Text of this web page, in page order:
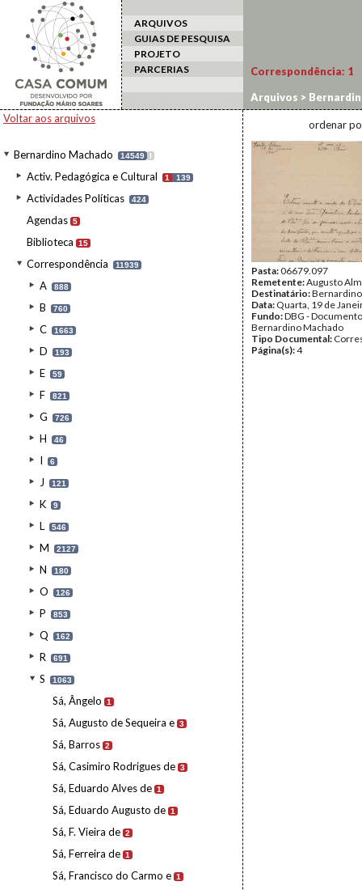
ARQUIVOS
GUIAS DE PESQUISA
PROJETO
PARCERIAS
Voltar aos arquivos
Bernardino Machado 14549 I
Activ. Pedagógica e Cultural 1 139
Actividades Políticas 424
Agendas 5
Biblioteca 15
Correspondência 11939
A 888
B 760
C 1663
D 193
E 59
F 821
G 726
H 46
I 6
J 121
K 9
L 546
M 2127
N 180
O 126
P 853
Q 162
R 691
S 1063
Sá, Ângelo 1
Sá, Augusto de Sequeira e 3
Sá, Barros 2
Sá, Casimiro Rodrigues de 3
Sá, Eduardo Alves de 1
Sá, Eduardo Augusto de 1
Sá, F. Vieira de 2
Sá, Ferreira de 1
Sá, Francisco do Carmo e 1
Correspondência: 1
Arquivos >
ordenar
Pasta:06679.097
Remetente:Augusto
Destinatário:
Data: Quarta, 19 de
Fundo:DBG -
Bernardino Machado
Tipo Documental:
Página(s):4